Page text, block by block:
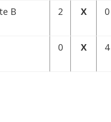
B 2 X 0
0 X 4